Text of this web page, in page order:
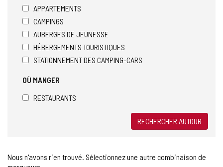
APPARTEMENTS
CAMPINGS
AUBERGES DE JEUNESSE
HÉBERGEMENTS TOURISTIQUES
STATIONNEMENT DES CAMPING-CARS
OÙ MANGER
RESTAURANTS
RECHERCHER AUTOUR
Nous n'avons rien trouvé. Sélectionnez une autre combinaison de